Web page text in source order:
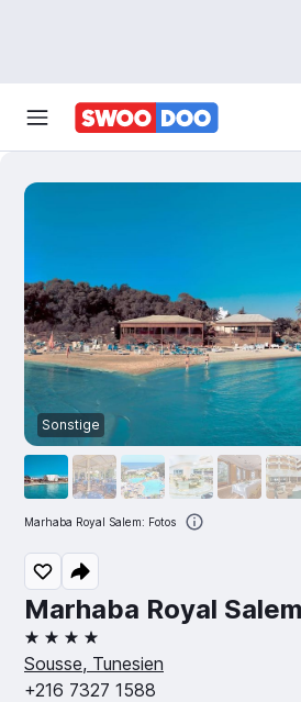
Marhaba Royal Salem
4 Sterne
Sousse, Tunesien
+216 7327 1588
Sonstige
Marhaba Royal Salem: Fotos